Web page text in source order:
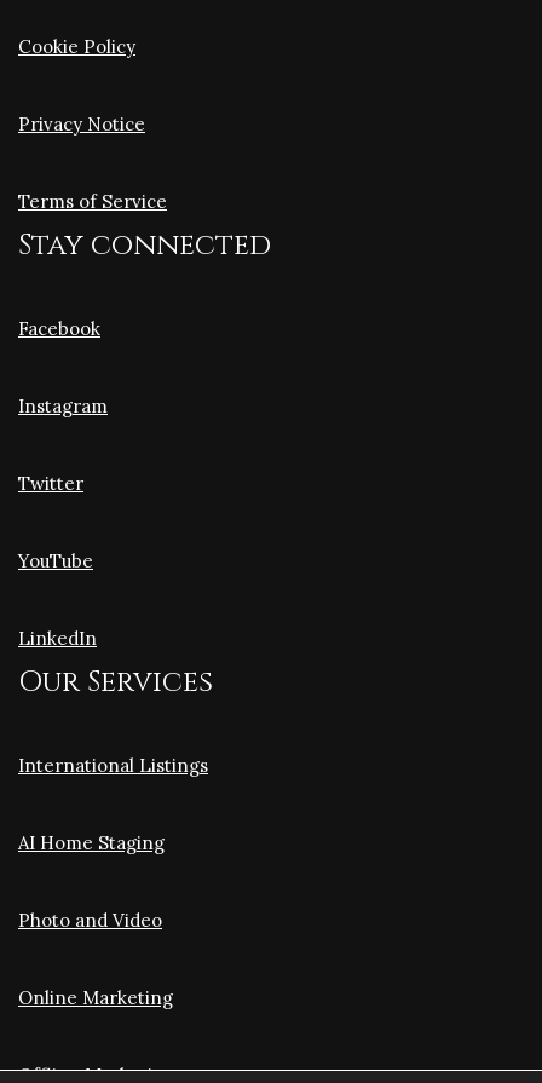
Cookie Policy
Privacy Notice
Terms of Service
Stay connected
Facebook
Instagram
Twitter
YouTube
LinkedIn
Our Services
International Listings
AI Home Staging
Photo and Video
Online Marketing
Offline Marketing